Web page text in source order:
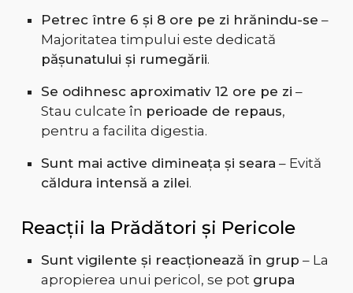
Petrec între 6 și 8 ore pe zi hrănindu-se –
Majoritatea timpului este dedicată
pășunatului și rumegării.
Se odihnesc aproximativ 12 ore pe zi –
Stau culcate în perioade de repaus,
pentru a facilita digestia.
Sunt mai active dimineața și seara – Evită
căldura intensă a zilei.
Reacții la Prădători și Pericole
Sunt vigilente și reacționează în grup – La
apropierea unui pericol, se pot grupa